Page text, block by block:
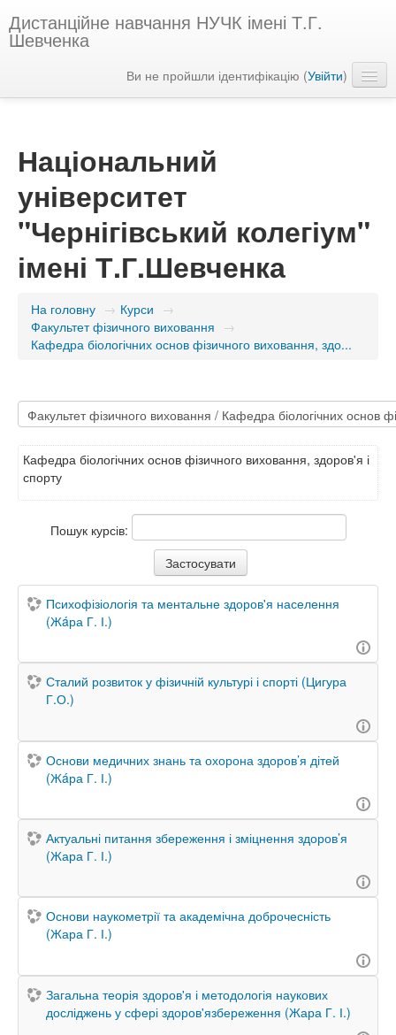
Дистанційне навчання НУЧК імені Т.Г.
Шевченка
Ви не пройшли ідентифікацію (Увійти)
Національний
університет
"Чернігівський колегіум"
імені Т.Г.Шевченка
На головну → Курси →
Факультет фізичного виховання →
Кафедра біологічних основ фізичного виховання, здо...
Кафедра біологічних основ фізичного виховання, здоров'я і
спорту
Пошук курсів:
Психофізіологія та ментальне здоров'я населення
(Жáра Г. І.)
Сталий розвиток у фізичній культурі і спорті (Цигура
Г.О.)
Основи медичних знань та охорона здоров’я дітей
(Жáра Г. І.)
Актуальні питання збереження і зміцнення здоров’я
(Жара Г. І.)
Основи наукометрії та академічна доброчесність
(Жара Г. І.)
Загальна теорія здоров'я і методологія наукових
досліджень у сфері здоров'язбереження (Жара Г. І.)